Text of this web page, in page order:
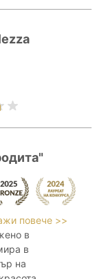
повече >>
в
в
на